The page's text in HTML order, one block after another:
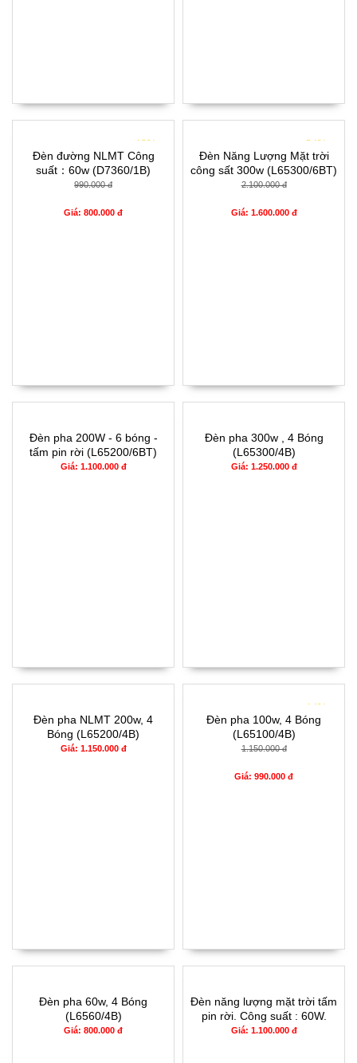
- 19%
Đèn đường NLMT Công
suất：60w (D7360/1B)
990.000 đ
Giá: 800.000 đ
- 24%
Đèn Năng Lượng Mặt trời
công sất 300w (L65300/6BT)
2.100.000 đ
Giá: 1.600.000 đ
Đèn pha 200W - 6 bóng -
tấm pin rời (L65200/6BT)
Giá: 1.100.000 đ
Đèn pha 300w , 4 Bóng
(L65300/4B)
Giá: 1.250.000 đ
Đèn pha NLMT 200w, 4
Bóng (L65200/4B)
Giá: 1.150.000 đ
- 14%
Đèn pha 100w, 4 Bóng
(L65100/4B)
1.150.000 đ
Giá: 990.000 đ
Đèn pha 60w, 4 Bóng
(L6560/4B)
Giá: 800.000 đ
Đèn năng lượng mặt trời tấm
pin rời. Công suất : 60W.
(L6660/2B)
Giá: 1.100.000 đ